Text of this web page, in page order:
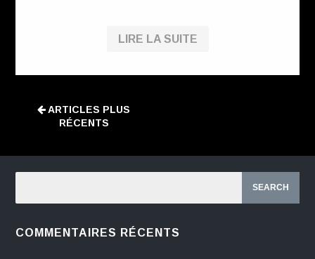
LIRE LA SUITE
ARTICLES PLUS
RÉCENTS
COMMENTAIRES RÉCENTS